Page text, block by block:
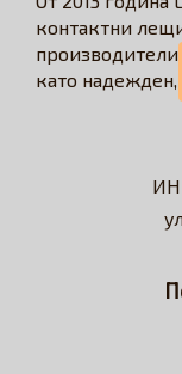
контактни
като
пазаруването
решение за
Достъпни сме
съдействие
ИН